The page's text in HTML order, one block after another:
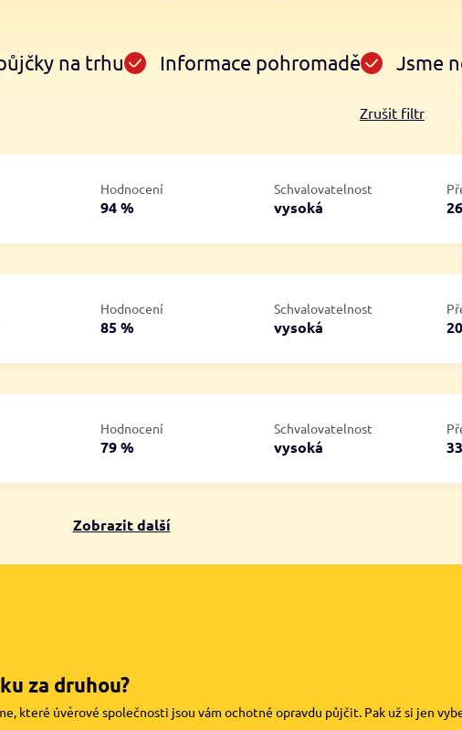
na trhu Informace pohromadě Jsme
Zrušit filtr
Hodnocení
94 %
Schvalovatelnost
vysoká
Hodnocení
85 %
Schvalovatelnost
vysoká
Hodnocení
79 %
Schvalovatelnost
vysoká
Zobrazit další
za druhou?
které úvěrové společnosti jsou vám ochotné opravdu půjčit. Pak už si jen